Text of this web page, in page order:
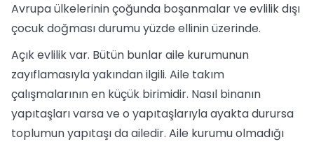
Avrupa ülkelerinin çoğunda boşanmalar ve evlilik dışı
çocuk doğması durumu yüzde ellinin üzerinde.
Açık evlilik var. Bütün bunlar aile kurumunun
zayıflamasıyla yakından ilgili. Aile takım
çalışmalarının en küçük birimidir. Nasıl binanın
yapıtaşları varsa ve o yapıtaşlarıyla ayakta durursa
toplumun yapıtaşı da ailedir. Aile kurumu olmadığı